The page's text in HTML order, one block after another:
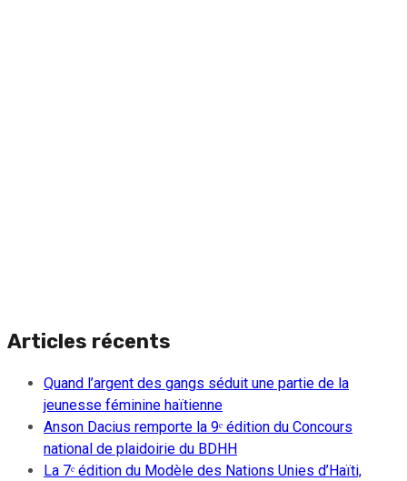
Articles récents
Quand l’argent des gangs séduit une partie de la
jeunesse féminine haïtienne
Anson Dacius remporte la 9ᵉ édition du Concours
national de plaidoirie du BDHH
La 7ᵉ édition du Modèle des Nations Unies d’Haïti,